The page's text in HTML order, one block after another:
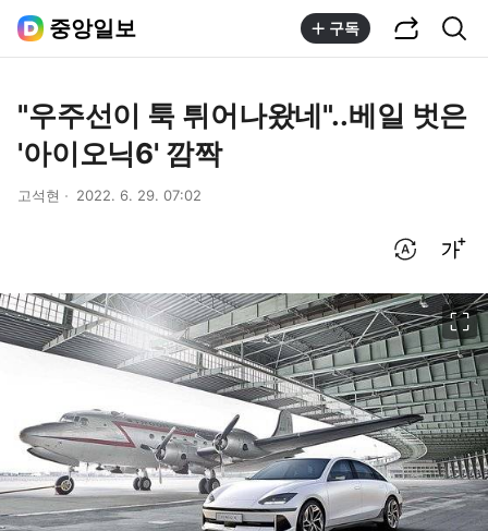
중앙일보 구독
"우주선이 툭 튀어나왔네"..베일 벗은
'아이오닉6' 깜짝
고석현 2022. 6. 29. 07:02